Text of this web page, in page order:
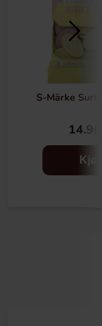
S-Märke Surt